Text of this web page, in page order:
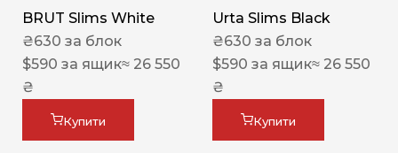
BRUT Slims White
₴630 за блок
$590 за ящик≈ 26 550
₴
Купити
Urta Slims Black
₴630 за блок
$590 за ящик≈ 26 550
₴
Купити